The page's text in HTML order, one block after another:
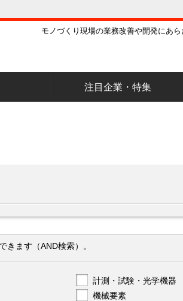
モノづくり現場の業務改善や開発にあ
注目企業・特集
ます（AND検索）。
計測・試験・光学機器
機械要素